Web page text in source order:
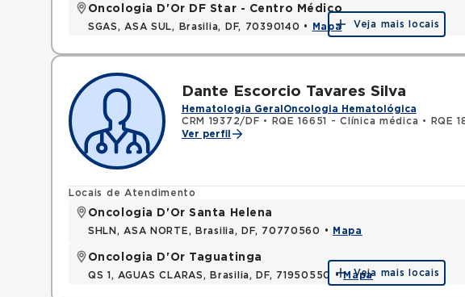
Oncologia D'Or DF Star - Centro Médico
SGAS, ASA SUL, Brasilia, DF, 70390140 • Mapa Veja mais locais
Dante Escorcio Tavares Silva
Hematologia Geral Oncologia Hematológica
CRM 19372/DF • RQE 16651 - Clínica médica •
RQE 18364 -
Ver perfil
Locais de Atendimento
Oncologia D'Or Santa Helena
SHLN, ASA NORTE, Brasilia, DF, 70770560 • Mapa
Oncologia D'Or Taguatinga
QS 1, AGUAS CLARAS, Brasilia, DF, 71950550 •Mapa
Veja mais locais